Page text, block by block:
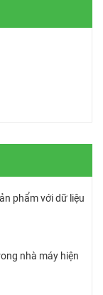
phẩm với dữ liệu
nhà máy hiện